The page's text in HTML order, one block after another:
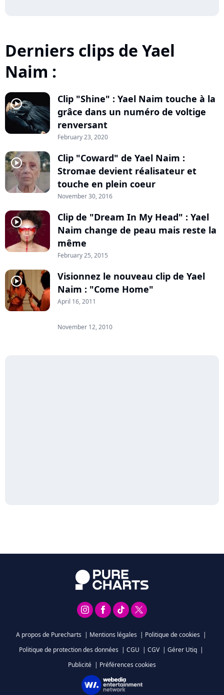
Derniers clips de Yael
Naim :
player2
Clip "Shine" : Yael Naim touche à la
grâce dans un numéro de voltige
renversant
February 23, 2020
player2
Clip "Coward" de Yael Naim :
Stromae devient réalisateur et
touche en plein coeur
November 30, 2016
player2
Clip de "Dream In My Head" : Yael
Naim change de peau mais reste la
même
February 25, 2015
player2
Visionnez le nouveau clip de Yael
Naim : "Come Home"
April 16, 2011
November 12, 2010
A propos de Purecharts | Mentions légales | Politique de cookies |
Politique de protection des données | CGU | CGV | Gérer Utiq |
Publicité | Préférences cookies